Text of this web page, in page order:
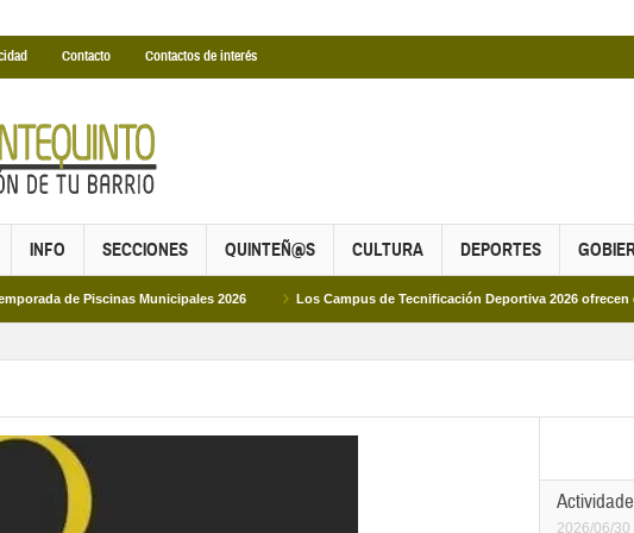
Contacto Contactos de interés
INFO SECCIONES QUINTEÑ@S CULTURA DEPORTES
Municipales 2026 Los Campus de Tecnificación Deportiva 2026 ofrecen cuatro
2026/06/30